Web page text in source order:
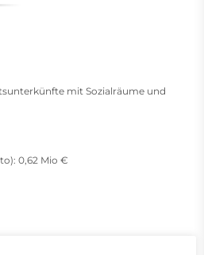
mit Sozialräume und
0,62 Mio €